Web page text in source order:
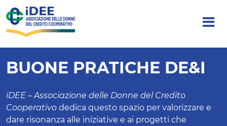
BUONE PRATICHE DE&I
iDEE – Associazione delle Donne del Credito
Cooperativo dedica questo spazio per valorizzare e
dare risonanza alle iniziative e ai progetti che